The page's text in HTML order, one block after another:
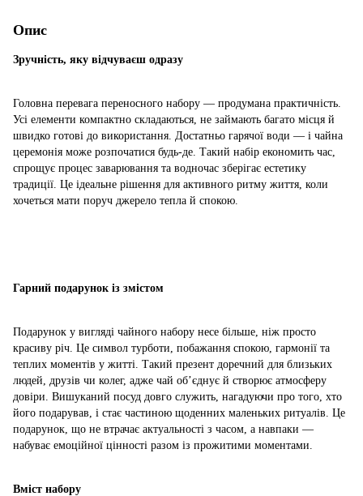
Опис
Зручність, яку відчуваєш одразу
Головна перевага переносного набору — продумана практичність.
Усі елементи компактно складаються, не займають багато місця й
швидко готові до використання. Достатньо гарячої води — і чайна
церемонія може розпочатися будь-де. Такий набір економить час,
спрощує процес заварювання та водночас зберігає естетику
традиції. Це ідеальне рішення для активного ритму життя, коли
хочеться мати поруч джерело тепла й спокою.
Гарний подарунок із змістом
Подарунок у вигляді чайного набору несе більше, ніж просто
красиву річ. Це символ турботи, побажання спокою, гармонії та
теплих моментів у житті. Такий презент доречний для близьких
людей, друзів чи колег, адже чай об’єднує й створює атмосферу
довіри. Вишуканий посуд довго служить, нагадуючи про того, хто
його подарував, і стає частиною щоденних маленьких ритуалів. Це
подарунок, що не втрачає актуальності з часом, а навпаки —
набуває емоційної цінності разом із прожитими моментами.
Вміст набору